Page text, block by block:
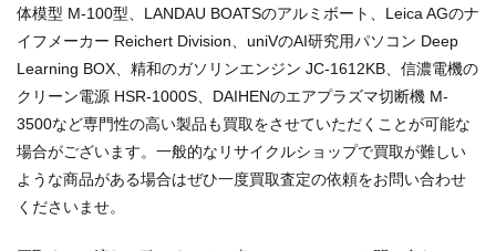
体模型 M-100型、LANDAU BOATSのアルミボート、Leica AGのナ
イフメーカー Reichert Division、uniVのAI研究用パソコン Deep
Learning BOX、精和のガソリンエンジン JC-1612KB、信濃電機の
クリーン電源 HSR-1000S、DAIHENのエアプラズマ切断機 M-
3500など専門性の高い製品も買取をさせていただくことが可能な
場合がございます。一般的なリサイクルショップで買取が難しい
ような商品がある場合はぜひ一度買取査定の依頼をお問い合わせ
くださいませ。